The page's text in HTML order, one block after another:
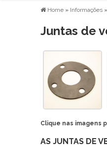
Home » Informações
Juntas de
Clique nas imagens
AS JUNTAS DE